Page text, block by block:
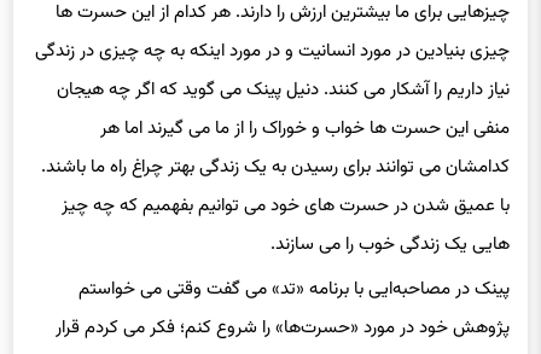
چیزی بنیادین در مورد انسانیت و در مورد اینکه به چه چیزی در زندگی
نیاز داریم را آشکار می کنند. دنیل پینک می گوید که اگر چه هیجان
منفی این حسرت ها خواب و خوراک را از ما می گیرند اما هر
کدامشان می توانند برای رسیدن به یک زندگی بهتر چراغ راه ما باشند.
با عمیق شدن در حسرت های خود می توانیم بفهمیم که چه چیز
هایی یک زندگی خوب را می سازند.
پینک در مصاحبه‌ایی با برنامه «تد» می گفت وقتی می خواستم
پژوهش خود در مورد «حسرت‌ها» را شروع کنم؛ فکر می کردم قرار
است خیلی حالم گرفته شود اما برعکس، نتایج پژوهش خیلی دلگرم